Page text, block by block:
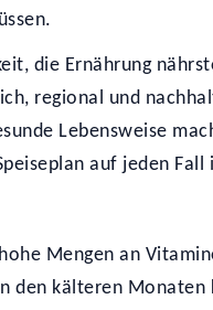
die Ernährung
regional und
Lebensweise
auf jeden Fall
Mengen an
den kälteren Monaten